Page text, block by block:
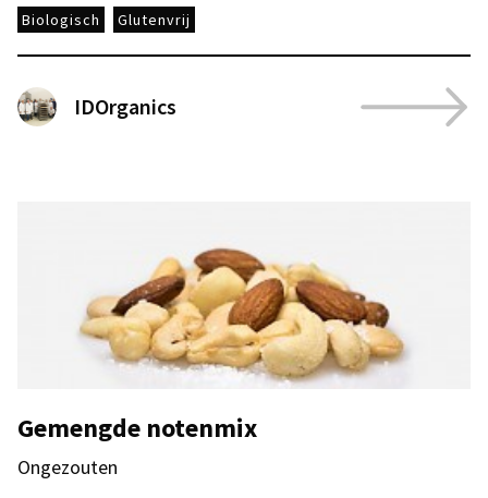
Biologisch Glutenvrij
IDOrganics
Gemengde notenmix
Ongezouten